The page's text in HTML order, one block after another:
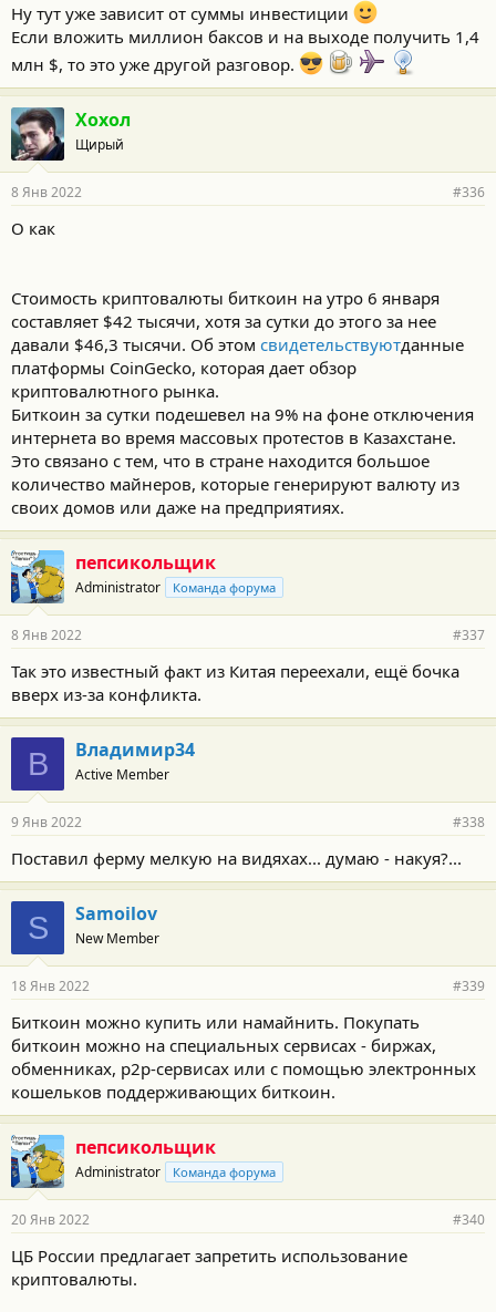
Ну тут уже зависит от суммы инвестиции
Если вложить миллион баксов и на выходе получить 1,4
млн $, то это уже другой разговор.
Хохол
Щирый
8 Янв 2022 #336
О как
Стоимость криптовалюты биткоин на утро 6 января
составляет $42 тысячи, хотя за сутки до этого за нее
давали $46,3 тысячи. Об этом свидетельствуютданные
платформы CoinGecko, которая дает обзор
криптовалютного рынка.
Биткоин за сутки подешевел на 9% на фоне отключения
интернета во время массовых протестов в Казахстане.
Это связано с тем, что в стране находится большое
количество майнеров, которые генерируют валюту из
своих домов или даже на предприятиях.
пепсикольщик
Administrator Команда форума
8 Янв 2022 #337
Так это известный факт из Китая переехали, ещё бочка
вверх из-за конфликта.
В Владимир34
Active Member
9 Янв 2022 #338
Поставил ферму мелкую на видяхах... думаю - накуя?...
S Samoilov
New Member
18 Янв 2022 #339
Биткоин можно купить или намайнить. Покупать
биткоин можно на специальных сервисах - биржах,
обменниках, p2p-сервисах или с помощью электронных
кошельков поддерживающих биткоин.
пепсикольщик
Administrator Команда форума
20 Янв 2022 #340
ЦБ России предлагает запретить использование
криптовалюты.